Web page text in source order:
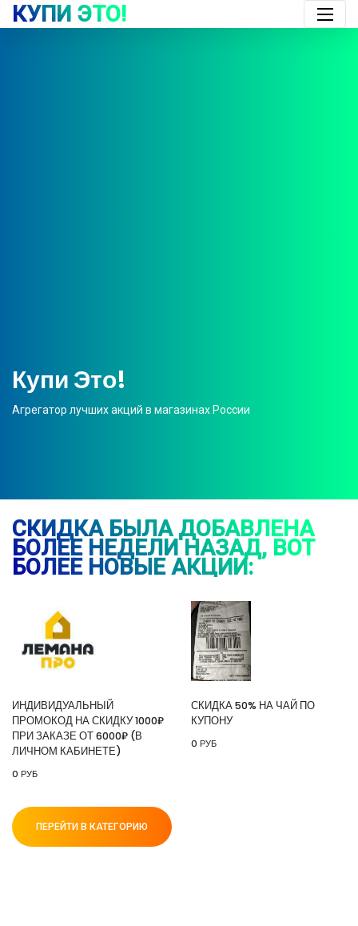
КУПИ ЭТО!
Купи Это!
Агрегатор лучших акций в магазинах России
СКИДКА БЫЛА ДОБАВЛЕНА
БОЛЕЕ НЕДЕЛИ НАЗАД, ВОТ
БОЛЕЕ НОВЫЕ АКЦИИ:
ИНДИВИДУАЛЬНЫЙ
ПРОМОКОД НА СКИДКУ 1000₽
ПРИ ЗАКАЗЕ ОТ 6000₽ (В
ЛИЧНОМ КАБИНЕТЕ)
0 РУБ
СКИДКА 50% НА ЧАЙ ПО
КУПОНУ
0 РУБ
ПЕРЕЙТИ В КАТЕГОРИЮ